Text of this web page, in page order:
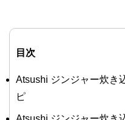
目次
Atsushi ジンジャー炊き
ピ